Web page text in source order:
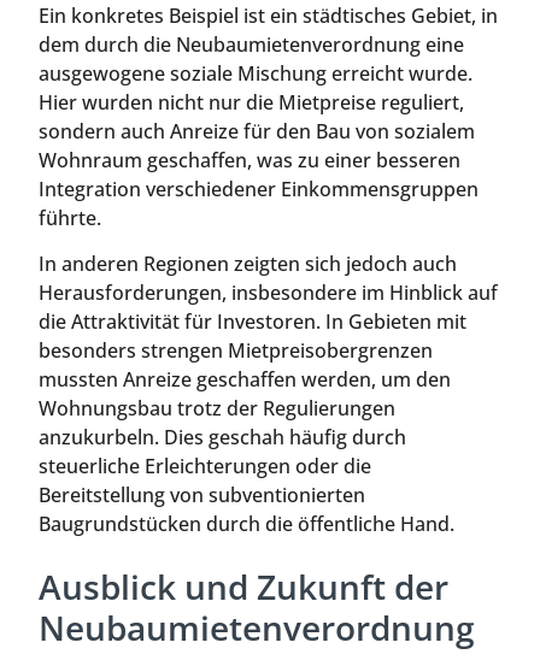
Ein konkretes Beispiel ist ein städtisches Gebiet, in
dem durch die Neubaumietenverordnung eine
ausgewogene soziale Mischung erreicht wurde.
Hier wurden nicht nur die Mietpreise reguliert,
sondern auch Anreize für den Bau von sozialem
Wohnraum geschaffen, was zu einer besseren
Integration verschiedener Einkommensgruppen
führte.
In anderen Regionen zeigten sich jedoch auch
Herausforderungen, insbesondere im Hinblick auf
die Attraktivität für Investoren. In Gebieten mit
besonders strengen Mietpreisobergrenzen
mussten Anreize geschaffen werden, um den
Wohnungsbau trotz der Regulierungen
anzukurbeln. Dies geschah häufig durch
steuerliche Erleichterungen oder die
Bereitstellung von subventionierten
Baugrundstücken durch die öffentliche Hand.
Ausblick und Zukunft der
Neubaumietenverordnung